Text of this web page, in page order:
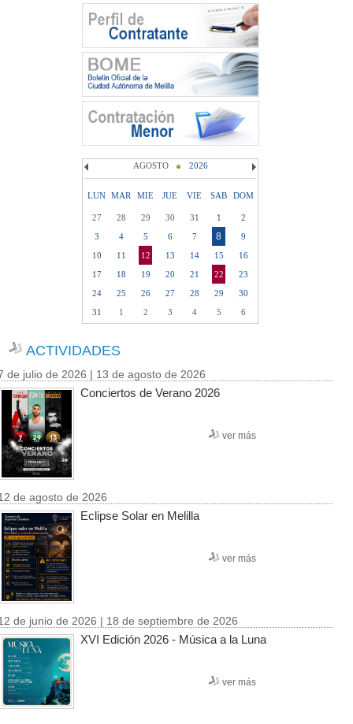
AGOSTO 2026
LUN MAR MIE JUE VIE SAB DOM
27 28 29 30 31 1
2
3
4 5 6 7 8
9
10
11 12 13 14 15
16
17
18 19 20 21 22
23
24
25 26 27 28 29
30
31
1 2 3 4 5 6
ACTIVIDADES
de julio de 2026 | 13 de agosto de 2026
Conciertos de Verano 2026
ver más
de agosto de 2026
Eclipse Solar en Melilla
ver más
de junio de 2026 | 18 de septiembre de 2026
XVI Edición 2026 - Música a la Luna
ver más